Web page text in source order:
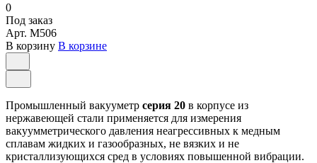
0
Под заказ
Арт. M506
В корзину В корзине
Промышленный вакууметр серия 20 в корпусе из
нержавеющей стали применяется для измерения
вакуумметрического давления неагрессивных к медным
сплавам жидких и газообразных, не вязких и не
кристаллизующихся сред в условиях повышенной вибрации.